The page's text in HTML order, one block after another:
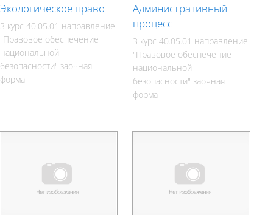
Экологическое право
3 курс 40.05.01 направление
"Правовое обеспечение
национальной
безопасности" заочная
форма
Административный
процесс
3 курс 40.05.01 направление
"Правовое обеспечение
национальной
безопасности" заочная
форма